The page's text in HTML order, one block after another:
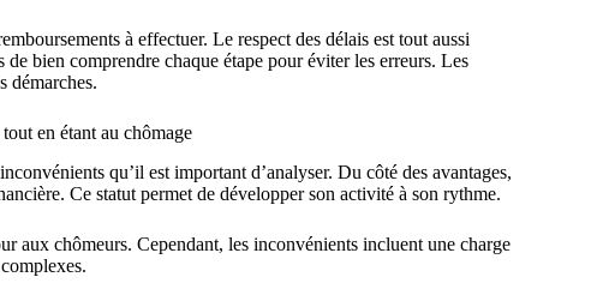
à effectuer. Le respect des délais est tout aussi
bien comprendre chaque étape pour éviter les erreurs. Les
démarches.
en étant au chômage
qu’il est important d’analyser. Du côté des avantages,
Ce statut permet de développer son activité à son rythme.
aux chômeurs. Cependant, les inconvénients incluent une charge